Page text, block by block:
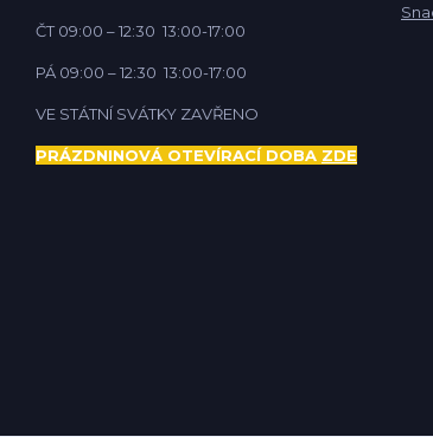
ČT 09:00 – 12:30 13:00-17:00
PÁ 09:00 – 12:30 13:00-17:00
VE STÁTNÍ SVÁTKY ZAVŘENO
PRÁZDNINOVÁ OTEVÍRACÍ DOBA ZDE